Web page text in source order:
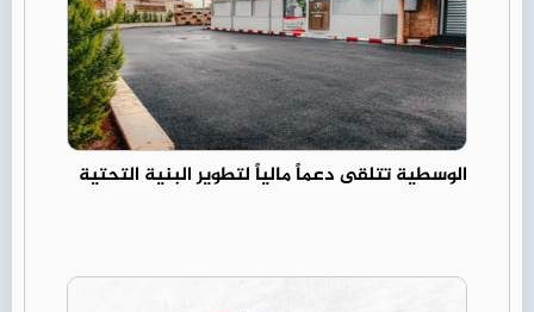
الوسطية تتلقى دعماً مالياً لتطوير البنية التحتية